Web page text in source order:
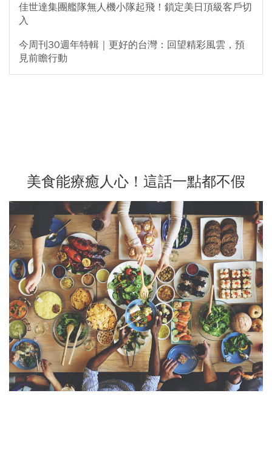
佳世達集團艦隊無人機小隊起飛！鎖定美日頂級客戶切
入
今周刊30週年特輯｜更好的台灣：回望精彩風雲，預
見前瞻行動
美食能療癒人心！這話一點都不假